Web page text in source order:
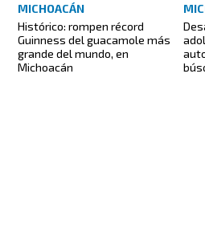
MICHOACÁN
Histórico: rompen récord
Guinness del guacamole más
grande del mundo, en
Michoacán